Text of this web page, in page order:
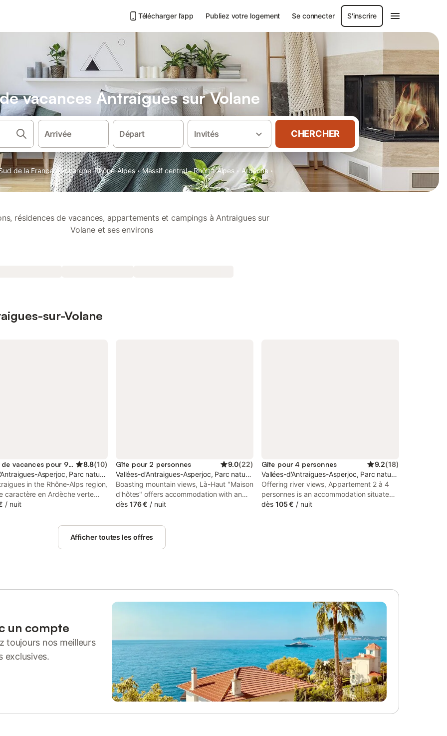
Télécharger l’app Publiez votre logement Se connecter S'inscrire
vacances Antraigues sur Volane
Arrivée Départ Invités CHERCHER
de la France · Auvergne-Rhône-Alpes · Massif central · Rhône-Alpes · Ardèche ·
résidences de vacances, appartements et campings à Antraigues sur
Volane et ses environs
sur-Volane
Monts d'Ardèche
Location de vacances pour 9 personnes 8.8(10)
Asperjoc, Parc naturel régional des Monts d'Ardèche
in the Rhône-Alps region,
caractère en Ardèche verte
patio. Both free WiFi and
free of charge.
/ nuit
Gîte pour 2 personnes 9.0(22)
Vallées-d'Antraigues-Asperjoc, Parc naturel régional des Monts d'Ardèche
Boasting mountain views, Là-Haut "Maison
d'hôtes" offers accommodation with an
infinity pool, a garden and a bar, around
garden and city views, and is 50 km from
Ardeche Gorges.
dès 176 € / nuit
Gîte pour 4 personnes 9.2(18)
Vallées-d'Antraigues-Asperjoc, Parc naturel régional des
Offering river views, Appartement 2 à 4
personnes is an accommodation situated
in Antraigues, 49 km from Ardeche Gorges
dès 105 € / nuit
Afficher toutes les offres
un compte
toujours nos meilleurs
exclusives.